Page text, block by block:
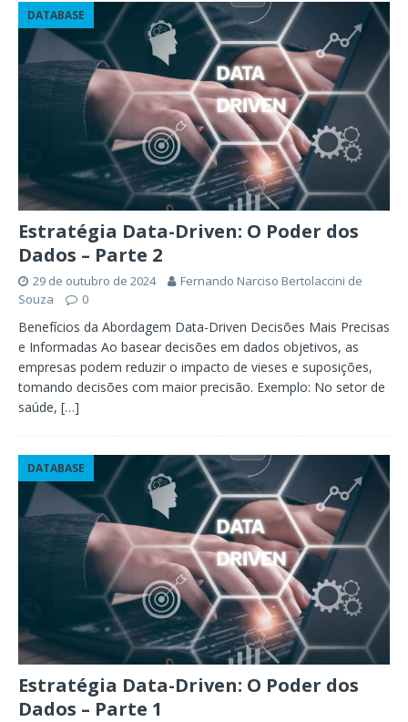
DATABASE
Estratégia Data-Driven: O Poder dos
Dados – Parte 2
29 de outubro de 2024
Fernando Narciso Bertolaccini de
Souza
0
Benefícios da Abordagem Data-Driven Decisões Mais Precisas
e Informadas Ao basear decisões em dados objetivos, as
empresas podem reduzir o impacto de vieses e suposições,
tomando decisões com maior precisão. Exemplo: No setor de
saúde, […]
DATABASE
Estratégia Data-Driven: O Poder dos
Dados – Parte 1